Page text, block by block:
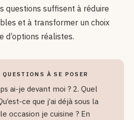
questions suffisent à réduire
et à transformer un choix
d’options réalistes.
QUESTIONS À SE POSER
ai-je devant moi ? 2. Quel
ce que j’ai déjà sous la
occasion je cuisine ? En